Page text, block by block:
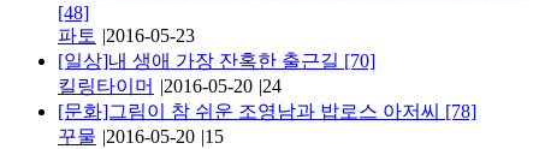
[48]
파토 |2016-05-23
[일상]내 생애 가장 잔혹한 출근길 [70]
킬링타이머 |2016-05-20 |24
[문화]그림이 참 쉬운 조영남과 밥로스 아저씨 [78]
꾸물 |2016-05-20 |15